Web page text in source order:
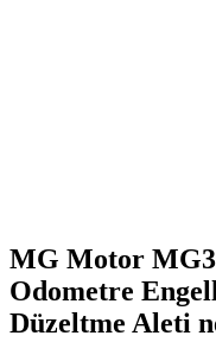
MG Motor
Odometre
Düzeltme Aleti